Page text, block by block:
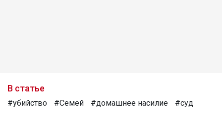
В статье
#убийство #Семей #домашнее насилие #суд